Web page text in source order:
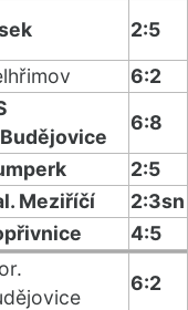
2:5
6:2
6:8
2:5
Meziříčí
2:3sn
4:5
6:2